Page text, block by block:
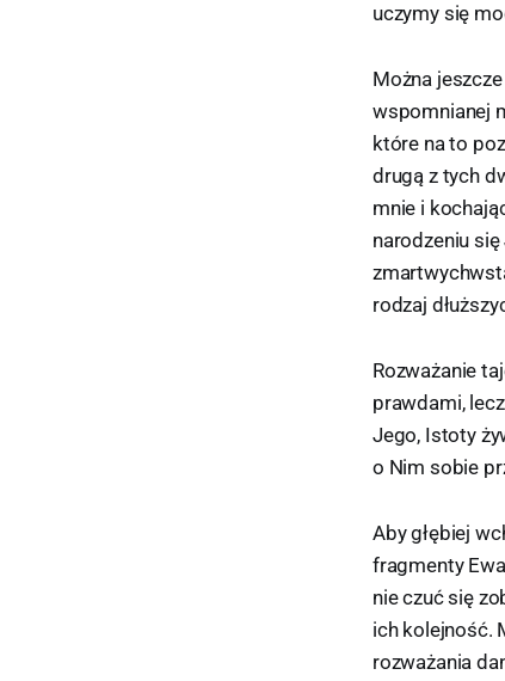
uczymy się
Można
wspomnianej
które na to
drugą z tych
mnie i
narodzeniu
rodzaj
Rozważanie
prawdami,
Jego, Istoty
o Nim sobie
Aby głębiej
fragmenty
nie czuć się
ich kolejność.
rozważania